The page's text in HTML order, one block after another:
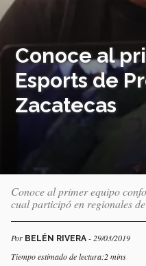
Conoce al
Esports de
Zacatecas
Conoce al primer equipo
cual participó en regionales
Por BELÉN RIVERA - 29/03/2019
Tiempo estimado de lectura:2 mins